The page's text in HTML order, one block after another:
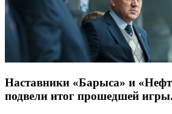
Наставники «Барыса» и
подвели итог прошедшей игры.